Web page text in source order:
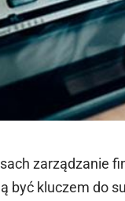
zarządzanie
być kluczem do